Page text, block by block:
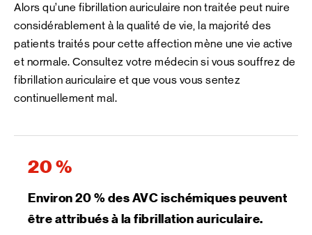
Alors qu’une fibrillation auriculaire non traitée peut nuire
considérablement à la qualité de vie, la majorité des
patients traités pour cette affection mène une vie active
et normale. Consultez votre médecin si vous souffrez de
fibrillation auriculaire et que vous vous sentez
continuellement mal.
20 %
Environ 20 % des AVC ischémiques peuvent
être attribués à la fibrillation auriculaire.